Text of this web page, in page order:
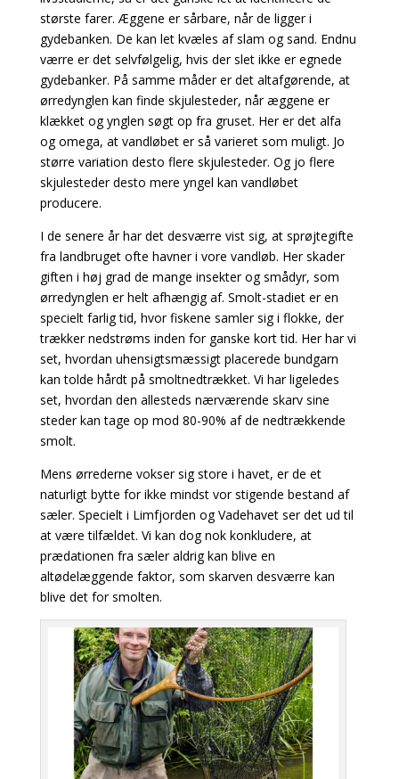
største farer. Æggene er sårbare, når de ligger i
gydebanken. De kan let kvæles af slam og sand. Endnu
værre er det selvfølgelig, hvis der slet ikke er egnede
gydebanker. På samme måder er det altafgørende, at
ørredynglen kan finde skjulesteder, når æggene er
klækket og ynglen søgt op fra gruset. Her er det alfa
og omega, at vandløbet er så varieret som muligt. Jo
større variation desto flere skjulesteder. Og jo flere
skjulesteder desto mere yngel kan vandløbet
producere.
I de senere år har det desværre vist sig, at sprøjtegifte
fra landbruget ofte havner i vore vandløb. Her skader
giften i høj grad de mange insekter og smådyr, som
ørredynglen er helt afhængig af. Smolt-stadiet er en
specielt farlig tid, hvor fiskene samler sig i flokke, der
trækker nedstrøms inden for ganske kort tid. Her har vi
set, hvordan uhensigtsmæssigt placerede bundgarn
kan tolde hårdt på smoltnedtrækket. Vi har ligeledes
set, hvordan den allesteds nærværende skarv sine
steder kan tage op mod 80-90% af de nedtrækkende
smolt.
Mens ørrederne vokser sig store i havet, er de et
naturligt bytte for ikke mindst vor stigende bestand af
sæler. Specielt i Limfjorden og Vadehavet ser det ud til
at være tilfældet. Vi kan dog nok konkludere, at
prædationen fra sæler aldrig kan blive en
altødelæggende faktor, som skarven desværre kan
blive det for smolten.